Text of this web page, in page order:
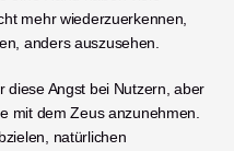
mehr wiederzuerkennen,
anders auszusehen.
diese Angst bei Nutzern, aber
mit dem Zeus anzunehmen.
natürlichen